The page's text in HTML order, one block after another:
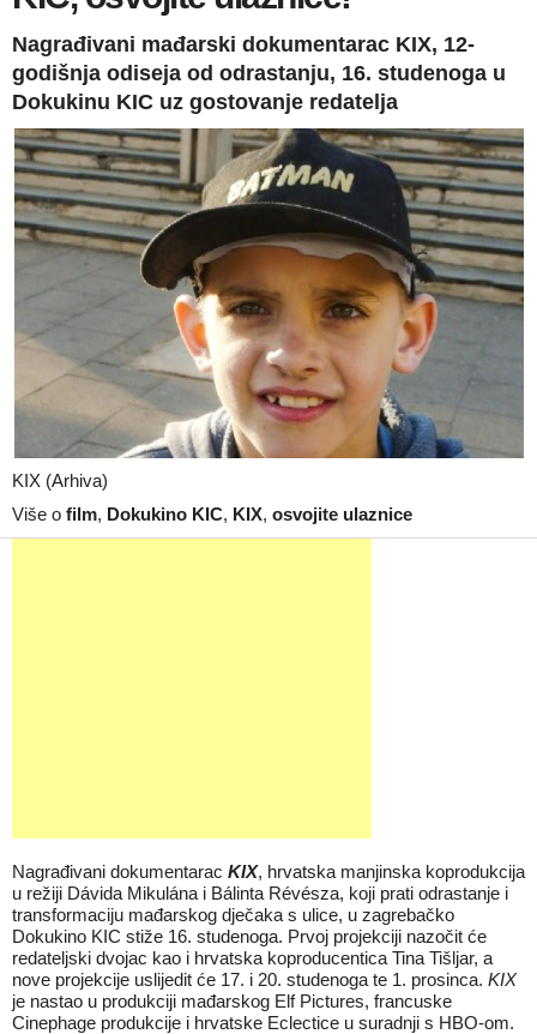
Nagrađivani mađarski dokumentarac KIX, 12-
godišnja odiseja od odrastanju, 16. studenoga u
Dokukinu KIC uz gostovanje redatelja
KIX (Arhiva)
Više o film, Dokukino KIC, KIX, osvojite ulaznice
Nagrađivani dokumentarac KIX, hrvatska manjinska koprodukcija
u režiji Dávida Mikulána i Bálinta Révésza, koji prati odrastanje i
transformaciju mađarskog dječaka s ulice, u zagrebačko
Dokukino KIC stiže 16. studenoga. Prvoj projekciji nazočit će
redateljski dvojac kao i hrvatska koproducentica Tina Tišljar, a
nove projekcije uslijedit će 17. i 20. studenoga te 1. prosinca. KIX
je nastao u produkciji mađarskog Elf Pictures, francuske
Cinephage produkcije i hrvatske Eclectice u suradnji s HBO-om.